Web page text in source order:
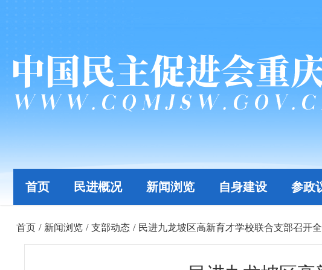
首页 民进概况 新闻浏览 自身建设 参政
首页 / 新闻浏览 / 支部动态 / 民进九龙坡区高新育才学校联合支部召开